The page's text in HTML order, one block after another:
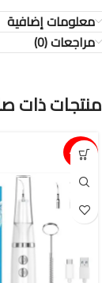
معلومات إضافية
مراجعات (0)
منتجات ذات
15%-